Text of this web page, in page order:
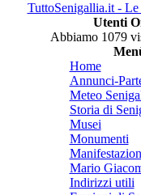
TuttoSenigallia.it - Le
Utenti
Abbiamo 1079
Home
Annunci-
Meteo
Storia di
Musei
Monumenti
Mario
Indirizzi utili